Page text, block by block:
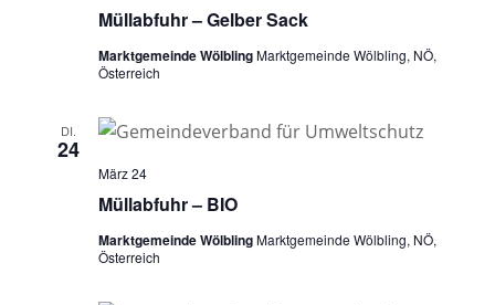
Müllabfuhr – Gelber Sack
Marktgemeinde WölblingMarktgemeinde Wölbling, NÖ,
Österreich
DI.
24
Müllabfuhr – BIO
März 24
Marktgemeinde WölblingMarktgemeinde Wölbling, NÖ,
Österreich